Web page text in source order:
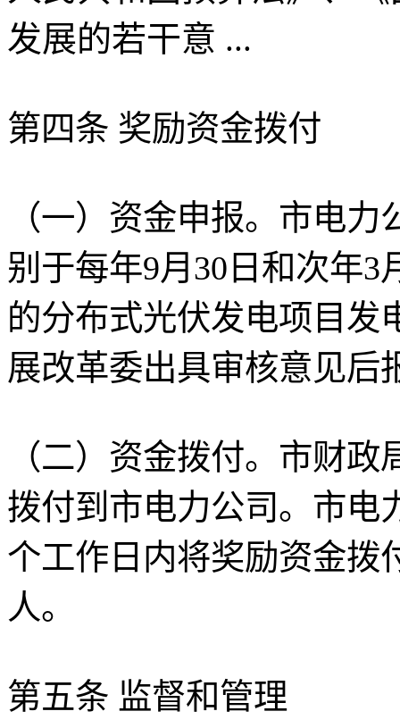
发展的若干意 ...
第四条 奖励资金拨付
（一）资金申报。市电
别于每年9月30日和次年3
的分布式光伏发电项目发
展改革委出具审核意见后
（二）资金拨付。市财
拨付到市电力公司。市电
个工作日内将奖励资金拨
人。
第五条 监督和管理